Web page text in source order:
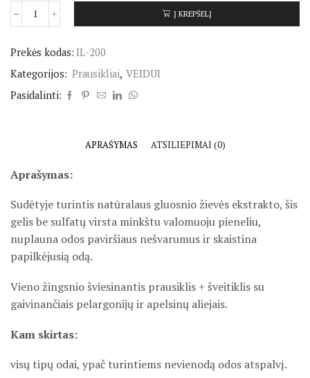
Į KREPŠELĮ
Prekės kodas: IL-200
Kategorijos: Prausikliai, VEIDUI
Pasidalinti:
APRAŠYMAS ATSILIEPIMAI (0)
Aprašymas:
Sudėtyje turintis natūralaus gluosnio žievės ekstrakto, šis
gelis be sulfatų virsta minkštu valomuoju pieneliu,
nuplauna odos paviršiaus nešvarumus ir skaistina
papilkėjusią odą.
Vieno žingsnio šviesinantis prausiklis + šveitiklis su
gaivinančiais pelargonijų ir apelsinų aliejais.
Kam skirtas:
visų tipų odai, ypač turintiems nevienodą odos atspalvį.